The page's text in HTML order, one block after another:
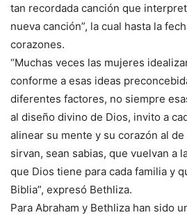
tan recordada canción que
nueva canción”, la cual hasta la
corazones.
“Muchas veces las mujeres
conforme a esas ideas
diferentes factores, no siempre
al diseño divino de Dios, invito a
alinear su mente y su corazón al
sirvan, sean sabias, que vuelvan a
que Dios tiene para cada familia y
Biblia”, expresó Bethliza.
Para Abraham y Bethliza han sido